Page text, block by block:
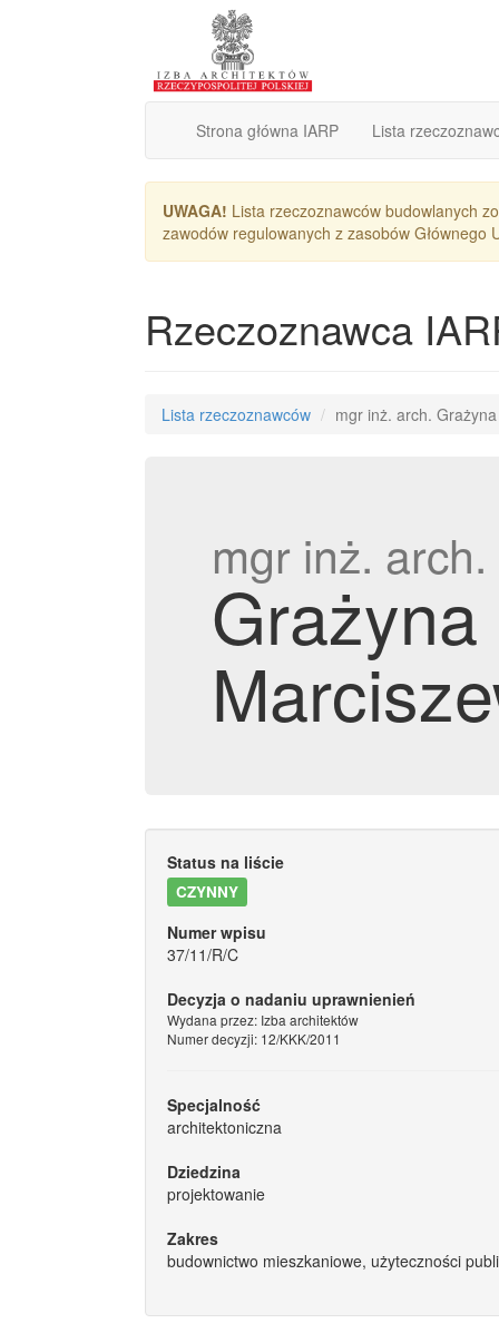
Strona główna IARP Lista
UWAGA! Lista rzeczoznawców budowlanych
zawodów regulowanych z zasobów
Rzeczoznawca
Lista rzeczoznawców mgr inż. arch.
mgr inż. arch.
Status na liście
CZYNNY
Numer wpisu
37/11/R/C
Decyzja o nadaniu uprawnienień
Wydana przez: Izba architektów
Numer decyzji: 12/KKK/2011
Specjalność
architektoniczna
Dziedzina
projektowanie
Zakres
budownictwo mieszkaniowe, użyteczności